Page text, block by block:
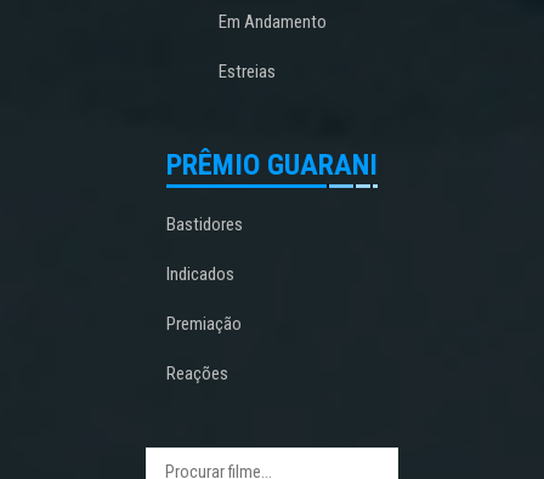
Em Andamento
Estreias
PRÊMIO GUARANI
Bastidores
Indicados
Premiação
Reações